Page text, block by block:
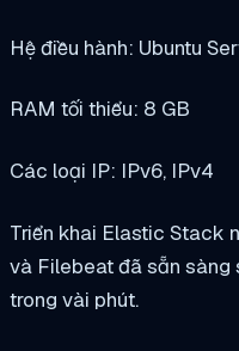
Hệ điều hành: Ubuntu
RAM tối thiểu: 8 GB
Các loại IP: IPv6, IPv4
Triển khai Elastic Stack
và Filebeat đã sẵn sàng
trong vài phút.